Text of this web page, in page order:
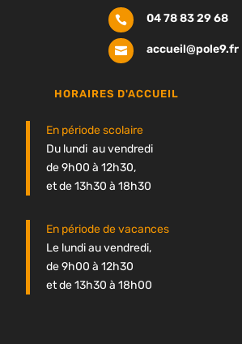
 04 78 83 29 68
 accueil@pole9.fr
HORAIRES D'ACCUEIL
En période scolaire
Du lundi au vendredi
de 9h00 à 12h30,
et de 13h30 à 18h30
En période de vacances
Le lundi au vendredi,
de 9h00 à 12h30
et de 13h30 à 18h00